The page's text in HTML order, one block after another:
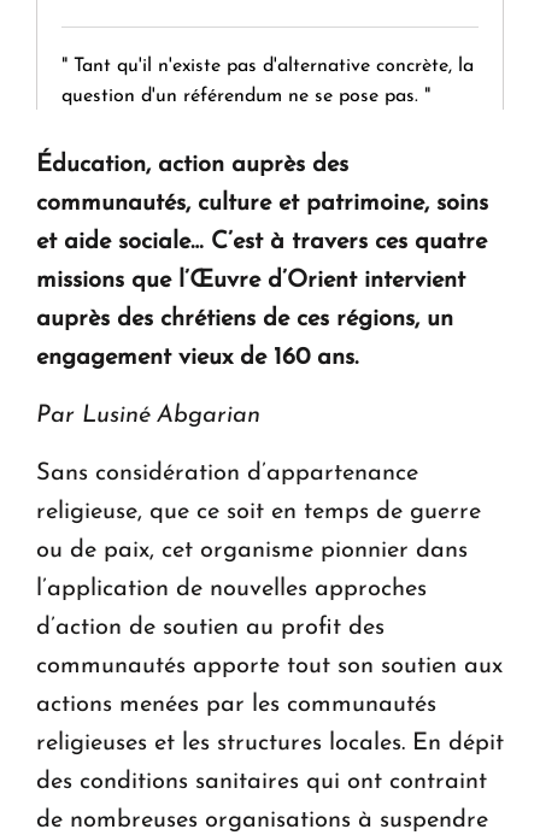
" Tant qu'il n'existe pas d'alternative concrète, la
question d'un référendum ne se pose pas. "
KASA : 30 ans d'audace, de résilience et d'avenir
en Arménie
Le premier hôtel Hyatt Regency d'Arménie
ouvrira ses portes à Dilijan
Éducation, action auprès des
communautés, culture et patrimoine, soins
et aide sociale… C’est à travers ces quatre
missions que l’Œuvre d’Orient intervient
auprès des chrétiens de ces régions, un
engagement vieux de 160 ans.
Par Lusiné Abgarian
Sans considération d’appartenance
religieuse, que ce soit en temps de guerre
ou de paix, cet organisme pionnier dans
l’application de nouvelles approches
d’action de soutien au profit des
communautés apporte tout son soutien aux
actions menées par les communautés
religieuses et les structures locales. En dépit
des conditions sanitaires qui ont contraint
de nombreuses organisations à suspendre